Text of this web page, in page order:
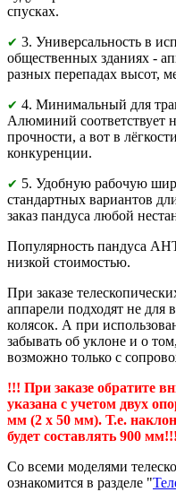
спусках.
✔ 3. Универсальность в
общественных зданиях -
разных перепадах высот,
✔ 4. Минимальный для
Алюминий соответствует
прочности, а вот в
конкуренции.
✔ 5. Удобную рабочую
стандартных вариантов
заказ пандуса любой
Популярность пандуса
низкой стоимостью.
При заказе
аппарели подходят не для
колясок. А при
забывать об уклоне и о
возможно только с
!!! При заказе обратите
указана с учетом двух
мм (2 х 50 мм). Т.е.
будет составлять 900 мм!!!
Со всеми моделями
ознакомится в разделе "